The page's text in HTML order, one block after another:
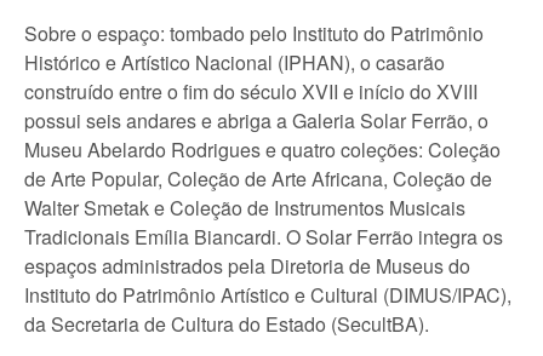
Sobre o espaço: tombado pelo Instituto do Patrimônio
Histórico e Artístico Nacional (IPHAN), o casarão
construído entre o fim do século XVII e início do XVIII
possui seis andares e abriga a Galeria Solar Ferrão, o
Museu Abelardo Rodrigues e quatro coleções: Coleção
de Arte Popular, Coleção de Arte Africana, Coleção de
Walter Smetak e Coleção de Instrumentos Musicais
Tradicionais Emília Biancardi. O Solar Ferrão integra os
espaços administrados pela Diretoria de Museus do
Instituto do Patrimônio Artístico e Cultural (DIMUS/IPAC),
da Secretaria de Cultura do Estado (SecultBA).